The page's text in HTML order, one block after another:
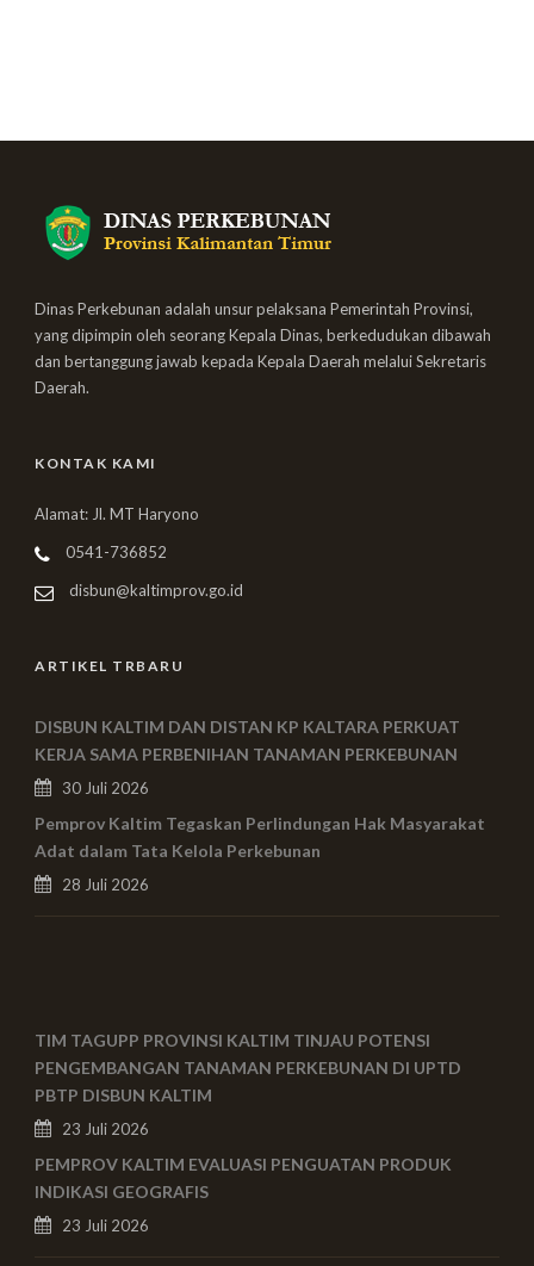
Dinas Perkebunan adalah unsur pelaksana Pemerintah Provinsi,
yang dipimpin oleh seorang Kepala Dinas, berkedudukan dibawah
dan bertanggung jawab kepada Kepala Daerah melalui Sekretaris
Daerah.
KONTAK KAMI
Alamat: Jl. MT Haryono
0541-736852
disbun@kaltimprov.go.id
ARTIKEL TRBARU
DISBUN KALTIM DAN DISTAN KP KALTARA PERKUAT
KERJA SAMA PERBENIHAN TANAMAN PERKEBUNAN
30 Juli 2026
Pemprov Kaltim Tegaskan Perlindungan Hak Masyarakat
Adat dalam Tata Kelola Perkebunan
28 Juli 2026
TIM TAGUPP PROVINSI KALTIM TINJAU POTENSI
PENGEMBANGAN TANAMAN PERKEBUNAN DI UPTD
PBTP DISBUN KALTIM
23 Juli 2026
PEMPROV KALTIM EVALUASI PENGUATAN PRODUK
INDIKASI GEOGRAFIS
23 Juli 2026